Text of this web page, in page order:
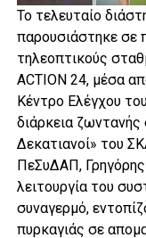
Το τελευταίο
παρουσιάστηκε σε
τηλεοπτικούς
ACTION 24, μέσα
Κέντρο Ελέγχου
διάρκεια
Δεκατιανοί» του
ΠεΣυΔΑΠ, Γρηγόρης
λειτουργία του
συναγερμό,
πυρκαγιάς σε